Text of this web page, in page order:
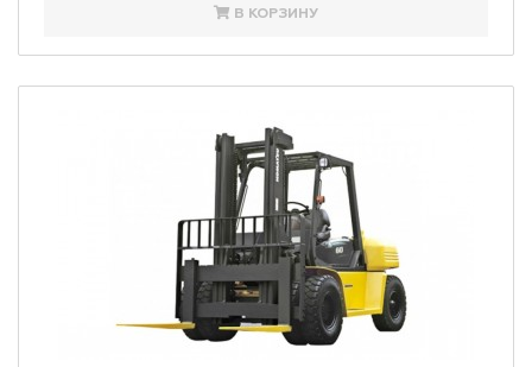
В КОРЗИНУ